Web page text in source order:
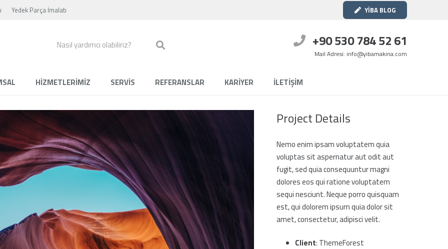
Yedek Parça İmalatı YİBA BLOG
+90 530 784 52 61
Mail Adresi: info@yibamakina.com
HİZMETLERİMİZ SERVİS REFERANSLAR KARİYER İLETİŞİM
Project Details
Nemo enim ipsam voluptatem quia
voluptas sit aspernatur aut odit aut
fugit, sed quia consequuntur magni
dolores eos qui ratione voluptatem
sequi nesciunt. Neque porro quisquam
est, qui dolorem ipsum quia dolor sit
amet, consectetur, adipisci velit.
Client: ThemeForest